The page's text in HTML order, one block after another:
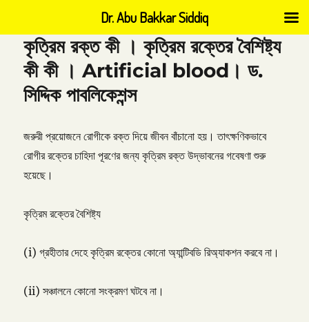
কৃত্রিম রক্ত কী । কৃত্রিম রক্তের বৈশিষ্ট্য
কী কী । Artificial blood। ড.
সিদ্দিক পাবলিকেশন্স
জরুরী প্রয়োজনে রোগীকে রক্ত দিয়ে জীবন বাঁচানো হয়। তাৎক্ষণিকভাবে
রোগীর রক্তের চাহিদা পূরণের জন্য কৃত্রিম রক্ত উদ্ভাবনের গবেষণা শুরু
হয়েছে।
কৃত্রিম রক্তের বৈশিষ্ট্য
(i) গ্রহীতার দেহে কৃত্রিম রক্তের কোনো অ্যান্টিবডি রিঅ্যাকশন করবে না।
(ii) সঞ্চালনে কোনো সংক্রমণ ঘটবে না।
Dr. Abu Bakkar Siddiq